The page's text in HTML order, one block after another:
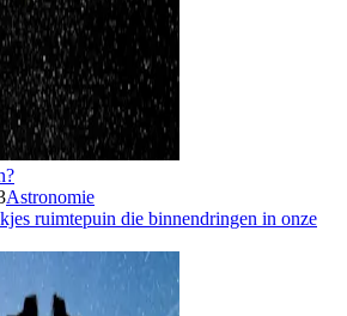
Astronomie
ruimtepuin die binnendringen in onze